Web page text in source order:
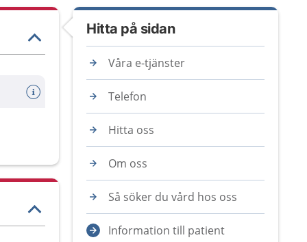
Hitta på sidan
Våra e-tjänster
Telefon
Hitta oss
Om oss
Så söker du vård hos oss
Information till patient